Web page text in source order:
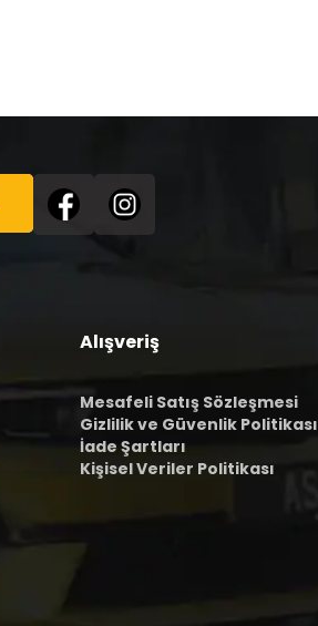
Alışveriş
Mesafeli Satış Sözleşmesi
Gizlilik ve Güvenlik Politikası
İade Şartları
Kişisel Veriler Politikası